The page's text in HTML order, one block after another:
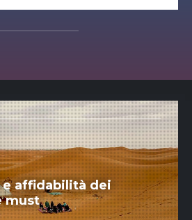
e affidabilità dei
must